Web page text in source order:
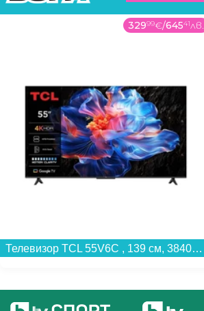
32999€/64541лв.